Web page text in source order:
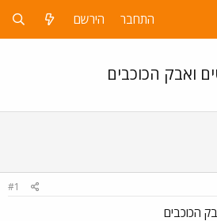
התחבר הירשם
ואבק הכוכבים
#1
הכוכבים